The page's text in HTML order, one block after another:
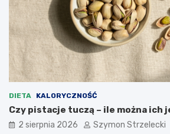
DIETA KALORYCZNOŚĆ
Czy pistacje tuczą – ile można ich
2 sierpnia 2026 Szymon Strzelecki